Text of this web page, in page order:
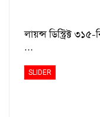
লায়ন্স ডিস্ট্রিক্ট
…
SLIDER